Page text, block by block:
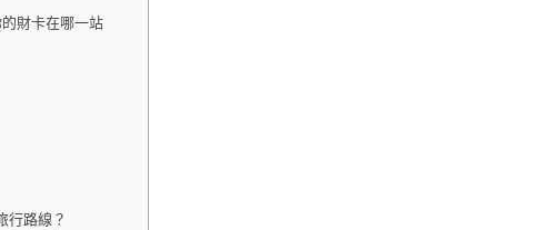
財卡在哪一站
行路線？